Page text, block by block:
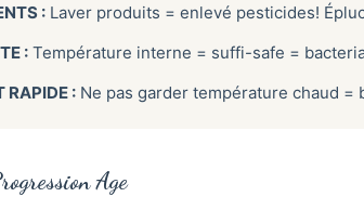
: Laver produits = enlevé pesticides!
: Température interne = suffi-safe =
RAPIDE : Ne pas garder température chaud =
Age